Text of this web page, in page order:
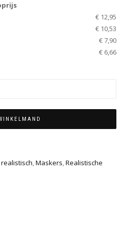
€ 12,95
€ 10,53
€ 7,90
€ 6,66
,Maskers,Realistische